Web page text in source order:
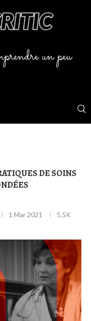
un peu
DE SOINS
1 Mar 2021
5,5K